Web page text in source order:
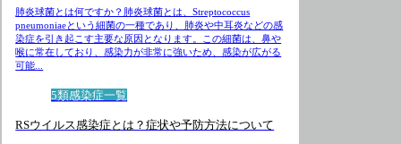
肺炎球菌とは何ですか？肺炎球菌とは、Streptococcus
pneumoniaeという細菌の一種であり、肺炎や中耳炎などの感
染症を引き起こす主要な原因となります。この細菌は、鼻や
喉に常在しており、感染力が非常に強いため、感染が広がる
可能...
5類感染症一覧
RSウイルス感染症とは？症状や予防方法について